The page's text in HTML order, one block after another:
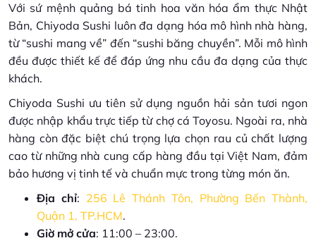
Với sứ mệnh quảng bá tinh hoa văn hóa ẩm thực Nhật
Bản, Chiyoda Sushi luôn đa dạng hóa mô hình nhà hàng,
từ “sushi mang về” đến “sushi băng chuyền”. Mỗi mô hình
đều được thiết kế để đáp ứng nhu cầu đa dạng của thực
khách.
Chiyoda Sushi ưu tiên sử dụng nguồn hải sản tươi ngon
được nhập khẩu trực tiếp từ chợ cá Toyosu. Ngoài ra, nhà
hàng còn đặc biệt chú trọng lựa chọn rau củ chất lượng
cao từ những nhà cung cấp hàng đầu tại Việt Nam, đảm
bảo hương vị tinh tế và chuẩn mực trong từng món ăn.
Địa chỉ: 256 Lê Thánh Tôn, Phường Bến Thành,
Quận 1, TP.HCM.
Giờ mở cửa: 11:00 – 23:00.